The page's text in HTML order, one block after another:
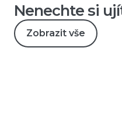
Nenechte si
Zobrazit vše